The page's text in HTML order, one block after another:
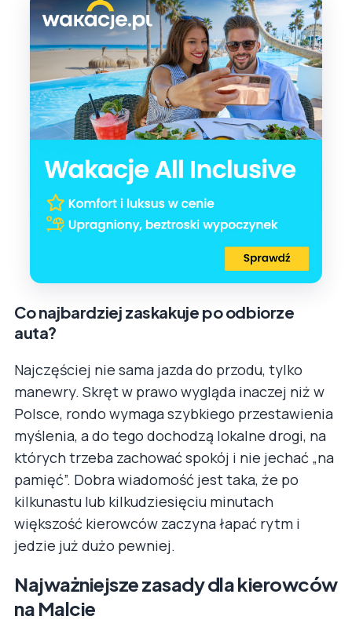
Co najbardziej zaskakuje po odbiorze
auta?
Najczęściej nie sama jazda do przodu, tylko
manewry. Skręt w prawo wygląda inaczej niż w
Polsce, rondo wymaga szybkiego przestawienia
myślenia, a do tego dochodzą lokalne drogi, na
których trzeba zachować spokój i nie jechać „na
pamięć”. Dobra wiadomość jest taka, że po
kilkunastu lub kilkudziesięciu minutach
większość kierowców zaczyna łapać rytm i
jedzie już dużo pewniej.
Najważniejsze zasady dla kierowców
na Malcie